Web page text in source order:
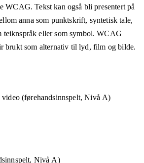
WCAG. Tekst kan også bli presentert på
anna som punktskrift, syntetisk tale,
teiknspråk eller som symbol. WCAG
brukt som alternativ til lyd, film og bilde.
(førehandsinnspelt, Nivå A)
Nivå A)